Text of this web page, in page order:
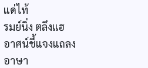
แด่ไท้
รมย์นิ่ง ตลึงแฮ
อาศน์ชี้แจงแถลง
อาษา